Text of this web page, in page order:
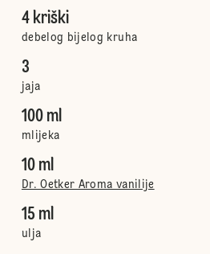
4 kriški
debelog bijelog kruha
3
jaja
100 ml
mlijeka
10 ml
Dr. Oetker Aroma vanilije
15 ml
ulja